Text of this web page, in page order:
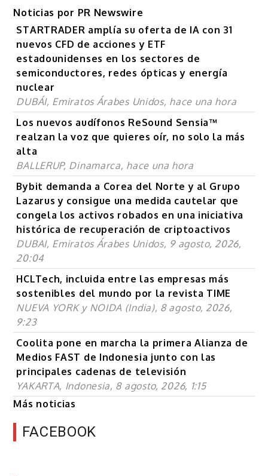
Noticias por PR Newswire
STARTRADER amplía su oferta de IA con 31
nuevos CFD de acciones y ETF
estadounidenses en los sectores de
semiconductores, redes ópticas y energía
nuclear
DUBÁI, Emiratos Árabes Unidos, hace una hora
Los nuevos audífonos ReSound Sensia™
realzan la voz que quieres oír, no solo la más
alta
BALLERUP, Dinamarca, hace una hora
Bybit demanda a Corea del Norte y al Grupo
Lazarus y consigue una medida cautelar que
congela los activos robados en una iniciativa
histórica de recuperación de criptoactivos
DUBAI, Emiratos Árabes Unidos, 9 agosto, 2026,
20:04
HCLTech, incluida entre las empresas más
sostenibles del mundo por la revista TIME
NUEVA YORK y NOIDA (India), 8 agosto, 2026,
9:23
Coolita pone en marcha la primera Alianza de
Medios FAST de Indonesia junto con las
principales cadenas de televisión
YAKARTA, Indonesia, 8 agosto, 2026, 1:15
Más noticias
FACEBOOK